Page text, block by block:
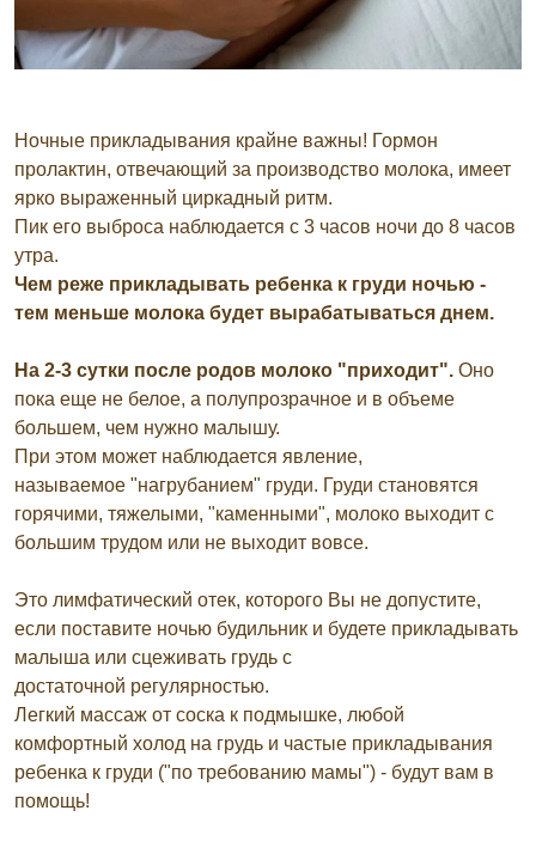
Ночные прикладывания крайне важны! Гормон
пролактин, отвечающий за производство молока, имеет
ярко выраженный циркадный ритм.
Пик его выброса наблюдается с 3 часов ночи до 8 часов
утра.
Чем реже прикладывать ребенка к груди ночью -
тем меньше молока будет вырабатываться днем.
На 2-3 сутки после родов молоко "приходит". Оно
пока еще не белое, а полупрозрачное и в объеме
большем, чем нужно малышу.
При этом может наблюдается явление,
называемое "нагрубанием" груди. Груди становятся
горячими, тяжелыми, "каменными", молоко выходит с
большим трудом или не выходит вовсе.
Это лимфатический отек, которого Вы не допустите,
если поставите ночью будильник и будете прикладывать
малыша или сцеживать грудь с
достаточной регулярностью.
Легкий массаж от соска к подмышке, любой
комфортный холод на грудь и частые прикладывания
ребенка к груди ("по требованию мамы") - будут вам в
помощь!